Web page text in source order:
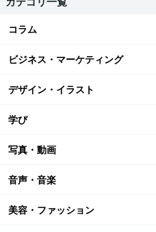
コラム
ビジネス・マーケティング
デザイン・イラスト
学び
写真・動画
音声・音楽
美容・ファッション